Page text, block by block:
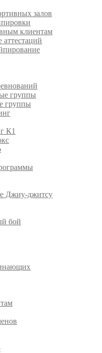
залов
клиентам
аттестаций
группы
группы
К1
Джиу-джитсу
бой